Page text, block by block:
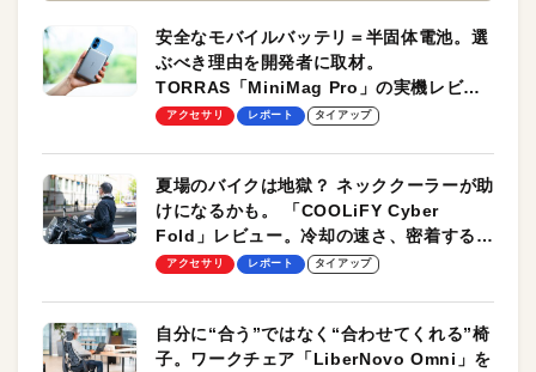
安全なモバイルバッテリ＝半固体電池。選
ぶべき理由を開発者に取材。
TORRAS「MiniMag Pro」の実機レビュ
ーも
アクセサリ レポート タイアップ
夏場のバイクは地獄？ ネッククーラーが助
けになるかも。 「COOLiFY Cyber
Fold」レビュー。冷却の速さ、密着する冷
却プレート、シンプルな操作性がグッド！
アクセサリ レポート タイアップ
自分に“合う”ではなく“合わせてくれる”椅
子。ワークチェア「LiberNovo Omni」を